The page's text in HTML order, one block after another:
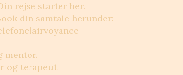
rejse starter her.
din samtale herunder:
mentor.
og terapeut